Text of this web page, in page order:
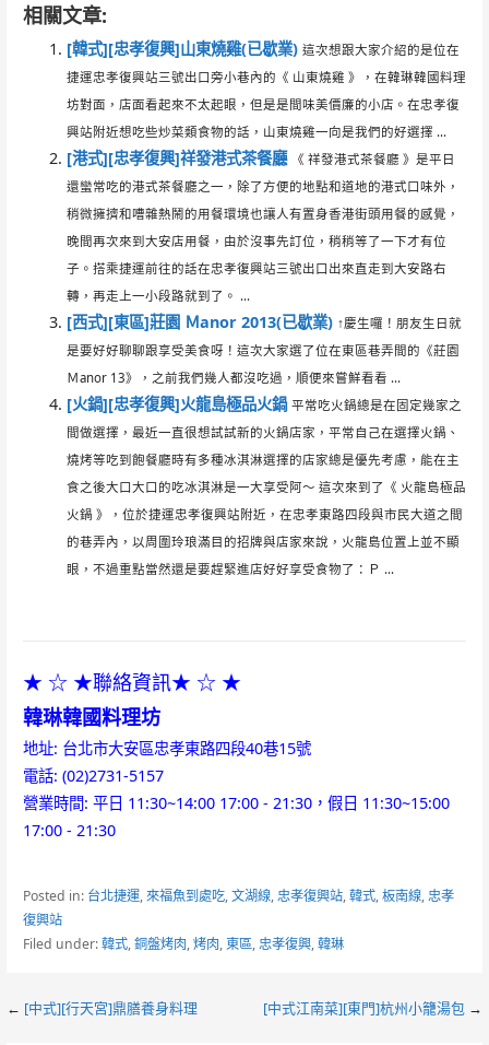
相關文章:
[韓式][忠孝復興]山東燒雞(已歇業) 這次想跟大家介紹的是位在
捷運忠孝復興站三號出口旁小巷內的《 山東燒雞 》，在韓琳韓國料理
坊對面，店面看起來不太起眼，但是是間味美價廉的小店。在忠孝復
興站附近想吃些炒菜類食物的話，山東燒雞一向是我們的好選擇 ...
[港式][忠孝復興]祥發港式茶餐廳
《 祥發港式茶餐廳 》是平日
還蠻常吃的港式茶餐廳之一，除了方便的地點和道地的港式口味外，
稍微擁擠和嘈雜熱鬧的用餐環境也讓人有置身香港街頭用餐的感覺，
晚間再次來到大安店用餐，由於沒事先訂位，稍稍等了一下才有位
子。搭乘捷運前往的話在忠孝復興站三號出口出來直走到大安路右
轉，再走上一小段路就到了。 ...
[西式][東區]莊園 Ｍanor 2013(已歇業) ↑慶生囉！朋友生日就
是要好好聊聊跟享受美食呀！這次大家選了位在東區巷弄間的《莊園
Ｍanor 13》，之前我們幾人都沒吃過，順便來嘗鮮看看 ...
[火鍋][忠孝復興]火龍島極品火鍋 平常吃火鍋總是在固定幾家之
間做選擇，最近一直很想試試新的火鍋店家，平常自己在選擇火鍋、
燒烤等吃到飽餐廳時有多種冰淇淋選擇的店家總是優先考慮，能在主
食之後大口大口的吃冰淇淋是一大享受阿～ 這次來到了《 火龍島極品
火鍋 》，位於捷運忠孝復興站附近，在忠孝東路四段與市民大道之間
的巷弄內，以周圍玲琅滿目的招牌與店家來說，火龍島位置上並不顯
眼，不過重點當然還是要趕緊進店好好享受食物了：Ｐ ...
★ ☆ ★聯絡資訊★ ☆ ★
韓琳韓國料理坊
地址: 台北市大安區忠孝東路四段40巷15號
電話: (02)2731-5157
營業時間: 平日 11:30~14:00 17:00 - 21:30，假日 11:30~15:00
17:00 - 21:30
Posted in: 台北捷運,來福魚到處吃,文湖線,忠孝復興站,韓式,板南線,忠孝
復興站
Filed under:韓式,銅盤烤肉,烤肉,東區,忠孝復興,韓琳
Post
← [中式][行天宮]鼎膳養身料理 [中式江南菜][東門]杭州小籠湯包→